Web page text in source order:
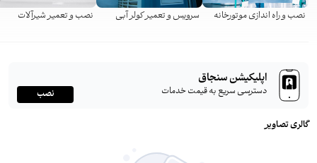
نصب و راه اندازی موتورخانه سرویس و تعمیر کولر آبی نصب و تعمیر شیرآلات
اپلیکیشن سنجاق
دسترسی سریع به قیمت خدمات نصب
گالری تصاویر